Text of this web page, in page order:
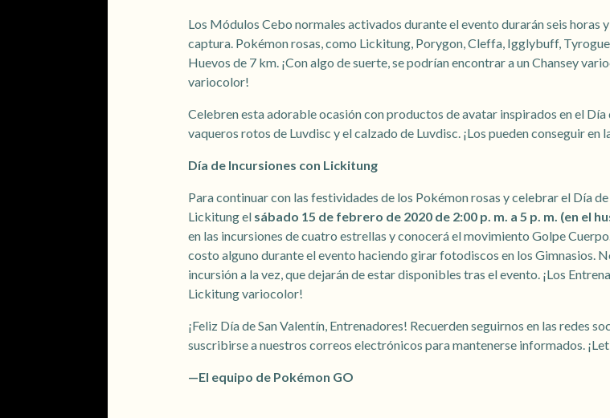
Los Módulos Cebo normales activados durante el evento durarán seis
captura. Pokémon rosas, como Lickitung, Porygon, Cleffa, Igglybuff,
Huevos de 7 km. ¡Con algo de suerte, se podrían encontrar a un Chansey
variocolor!
Celebren esta adorable ocasión con productos de avatar inspirados en el Día
vaqueros rotos de Luvdisc y el calzado de Luvdisc. ¡Los pueden conseguir en
Día de Incursiones con Lickitung
Para continuar con las festividades de los Pokémon rosas y celebrar el Día
Lickitung el sábado 15 de febrero de 2020 de 2:00 p. m. a 5 p. m. (en el
en las incursiones de cuatro estrellas y conocerá el movimiento Golpe
costo alguno durante el evento haciendo girar fotodiscos en los Gimnasios.
incursión a la vez, que dejarán de estar disponibles tras el evento. ¡Los
Lickitung variocolor!
¡Feliz Día de San Valentín, Entrenadores! Recuerden seguirnos en las redes
suscribirse a nuestros correos electrónicos para mantenerse informados.
—El equipo de Pokémon GO